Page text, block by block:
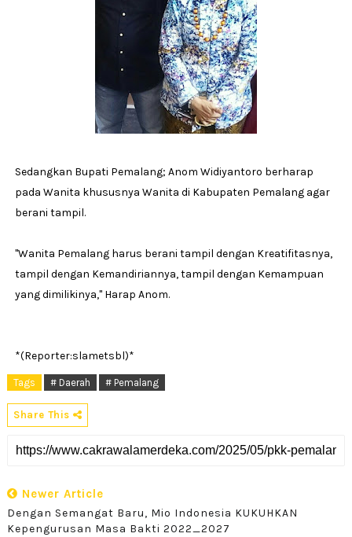
Sedangkan Bupati Pemalang; Anom Widiyantoro berharap
pada Wanita khususnya Wanita di Kabupaten Pemalang agar
berani tampil.
"Wanita Pemalang harus berani tampil dengan Kreatifitasnya,
tampil dengan Kemandiriannya, tampil dengan Kemampuan
yang dimilikinya," Harap Anom.
*(Reporter:slametsbl)*
Tags # Daerah # Pemalang
Share This
Newer Article
Dengan Semangat Baru, Mio Indonesia KUKUHKAN
Kepengurusan Masa Bakti 2022_2027